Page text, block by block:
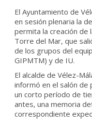
El Ayuntamiento de
en sesión plenaria la
permita la creación de
Torre del Mar, que
de los grupos del
GIPMTM) y de IU.
El alcalde de Vélez-
informó en el salón de
un corto período de
antes, una memoria
correspondiente